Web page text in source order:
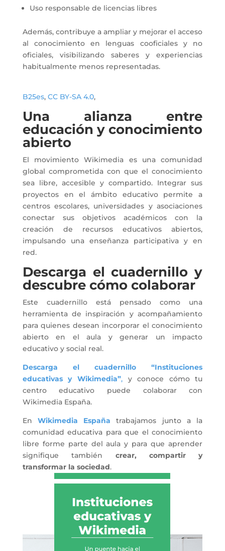
Uso responsable de licencias libres
Además, contribuye a ampliar y mejorar el acceso
al conocimiento en lenguas cooficiales y no
oficiales, visibilizando saberes y experiencias
habitualmente menos representadas.
B25es, CC BY-SA 4.0,
Una alianza entre
educación y conocimiento
abierto
El movimiento Wikimedia es una comunidad
global comprometida con que el conocimiento
sea libre, accesible y compartido. Integrar sus
proyectos en el ámbito educativo permite a
centros escolares, universidades y asociaciones
conectar sus objetivos académicos con la
creación de recursos educativos abiertos,
impulsando una enseñanza participativa y en
red.
Descarga el cuadernillo y
descubre cómo colaborar
Este cuadernillo está pensado como una
herramienta de inspiración y acompañamiento
para quienes desean incorporar el conocimiento
abierto en el aula y generar un impacto
educativo y social real.
Descarga el cuadernillo “Instituciones
educativas y Wikimedia”,y conoce cómo tu
centro educativo puede colaborar con
Wikimedia España.
EnWikimedia España trabajamos junto a la
comunidad educativa para que el conocimiento
libre forme parte del aula y para que aprender
signifique también crear, compartir y
transformar la sociedad.